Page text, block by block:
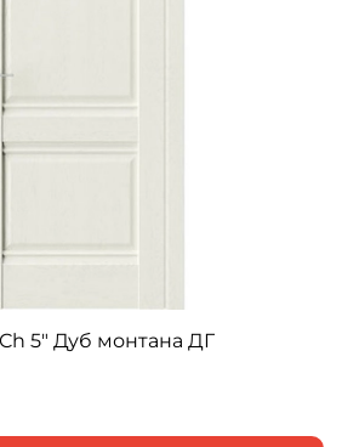
Двери WestStyle "Ch 5" Дуб монтана ДГ